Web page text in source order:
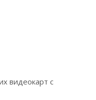
видеокарт с